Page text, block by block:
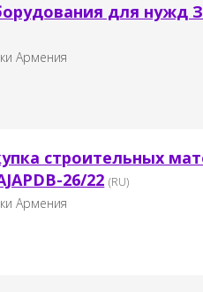
для нужд
Армения
строительных
26/22 (RU)
Армения